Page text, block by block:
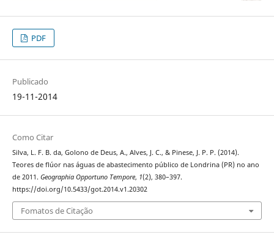
PDF
Publicado
19-11-2014
Como Citar
Silva, L. F. B. da, Golono de Deus, A., Alves, J. C., & Pinese, J. P. P. (2014).
Teores de flúor nas águas de abastecimento público de Londrina (PR) no ano
de 2011. Geographia Opportuno Tempore, 1(2), 380–397.
https://doi.org/10.5433/got.2014.v1.20302
Fomatos de Citação